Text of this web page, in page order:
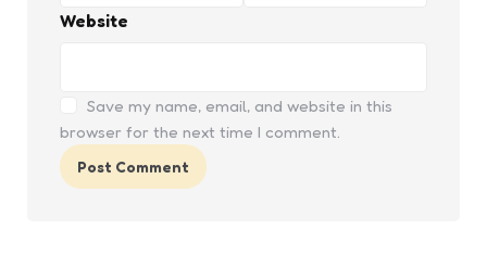
Website
Save my name, email, and website in this
browser for the next time I comment.